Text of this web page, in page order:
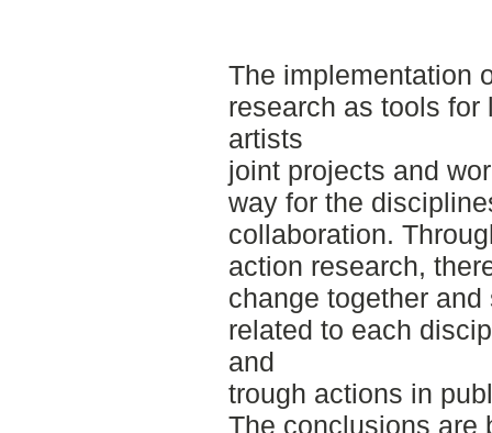
The implementation
research as tools
artists
joint projects and
way for the
collaboration.
action research,
change together
related to each
and
trough actions in
The conclusions are